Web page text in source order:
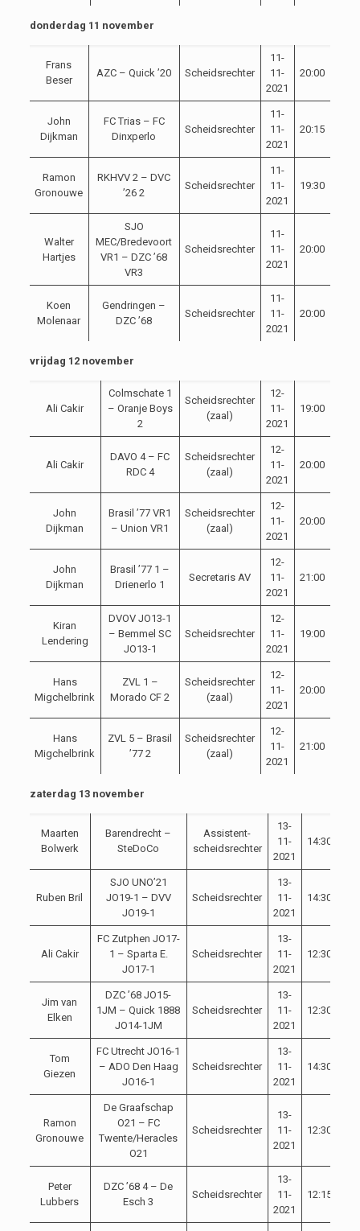
donderdag 11 november
Frans
Beser
AZC – Quick ’20 Scheidsrechter
11-
11-
2021
20:00
John
Dijkman
FC Trias – FC
Dinxperlo
Scheidsrechter
11-
11-
2021
20:15
Ramon
Gronouwe
RKHVV 2 – DVC
’26 2
Scheidsrechter
11-
11-
2021
19:30
Walter
Hartjes
SJO
MEC/Bredevoort
VR1 – DZC ’68
VR3
Scheidsrechter
11-
11-
2021
20:00
Koen
Molenaar
Gendringen –
DZC ’68
Scheidsrechter
11-
11-
2021
20:00
vrijdag 12 november
Ali Cakir
Colmschate 1
– Oranje Boys
2
Scheidsrechter
(zaal)
12-
11-
2021
19:00
Ali Cakir
DAVO 4 – FC
RDC 4
Scheidsrechter
(zaal)
12-
11-
2021
20:00
John
Dijkman
Brasil ’77 VR1
– Union VR1
Scheidsrechter
(zaal)
12-
11-
2021
20:00
John
Dijkman
Brasil ’77 1 –
Drienerlo 1
Secretaris AV
12-
11-
2021
21:00
Kiran
Lendering
DVOV JO13-1
– Bemmel SC
JO13-1
Scheidsrechter
12-
11-
2021
19:00
Hans
Migchelbrink
ZVL 1 –
Morado CF 2
Scheidsrechter
(zaal)
12-
11-
2021
20:00
Hans
Migchelbrink
ZVL 5 – Brasil
’77 2
Scheidsrechter
(zaal)
12-
11-
2021
21:00
zaterdag 13 november
Maarten
Bolwerk
Barendrecht –
SteDoCo
Assistent-
scheidsrechter
13-
11-
2021
14:30
Ruben Bril
SJO UNO’21
JO19-1 – DVV
JO19-1
Scheidsrechter
13-
11-
2021
14:30
Ali Cakir
FC Zutphen JO17-
1 – Sparta E.
JO17-1
Scheidsrechter
13-
11-
2021
12:30
Jim van
Elken
DZC ’68 JO15-
1JM – Quick 1888
JO14-1JM
Scheidsrechter
13-
11-
2021
12:30
Tom
Giezen
FC Utrecht JO16-1
– ADO Den Haag
JO16-1
Scheidsrechter
13-
11-
2021
14:30
Ramon
Gronouwe
De Graafschap
O21 – FC
Twente/Heracles
O21
Scheidsrechter
13-
11-
2021
12:30
Peter
Lubbers
DZC ’68 4 – De
Esch 3
Scheidsrechter
13-
11-
2021
12:15